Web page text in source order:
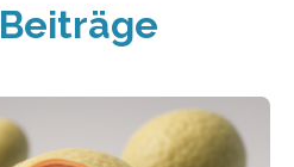
Beiträge